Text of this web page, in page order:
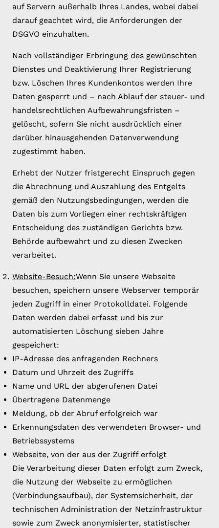
auf Servern außerhalb Ihres Landes, wobei dabei
darauf geachtet wird, die Anforderungen der
DSGVO einzuhalten.
Nach vollständiger Erbringung des gewünschten
Dienstes und Deaktivierung Ihrer Registrierung
bzw. Löschen Ihres Kundenkontos werden Ihre
Daten gesperrt und – nach Ablauf der steuer- und
handelsrechtlichen Aufbewahrungsfristen –
gelöscht, sofern Sie nicht ausdrücklich einer
darüber hinausgehenden Datenverwendung
zugestimmt haben.
Erhebt der Nutzer fristgerecht Einspruch gegen
die Abrechnung und Auszahlung des Entgelts
gemäß den Nutzungsbedingungen, werden die
Daten bis zum Vorliegen einer rechtskräftigen
Entscheidung des zuständigen Gerichts bzw.
Behörde aufbewahrt und zu diesen Zwecken
verarbeitet.
Website-Besuch:Wenn Sie unsere Webseite
besuchen, speichern unsere Webserver temporär
jeden Zugriff in einer Protokolldatei. Folgende
Daten werden dabei erfasst und bis zur
automatisierten Löschung sieben Jahre
gespeichert:
IP-Adresse des anfragenden Rechners
Datum und Uhrzeit des Zugriffs
Name und URL der abgerufenen Datei
Übertragene Datenmenge
Meldung, ob der Abruf erfolgreich war
Erkennungsdaten des verwendeten Browser- und
Betriebssystems
Webseite, von der aus der Zugriff erfolgt
Die Verarbeitung dieser Daten erfolgt zum Zweck,
die Nutzung der Webseite zu ermöglichen
(Verbindungsaufbau), der Systemsicherheit, der
technischen Administration der Netzinfrastruktur
sowie zum Zweck anonymisierter, statistischer